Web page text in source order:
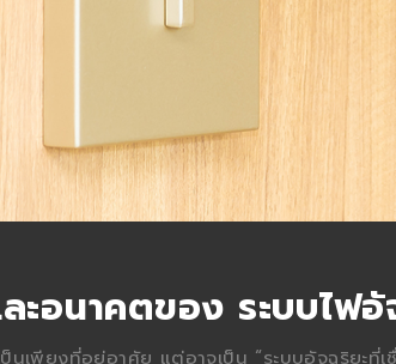
ะอนาคตของ ระบบไฟ
นเพียงที่อยู่อาศัย แต่อาจเป็น “ระบบอัจฉริยะที่